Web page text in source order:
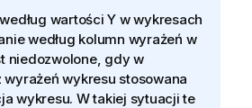
wartości Y w wykresach
według kolumn wyrażeń w
niedozwolone, gdy w
wyrażeń wykresu stosowana
wykresu. W takiej sytuacji te